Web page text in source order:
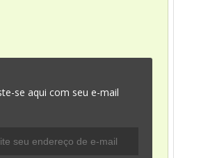
se aqui com seu e-mail